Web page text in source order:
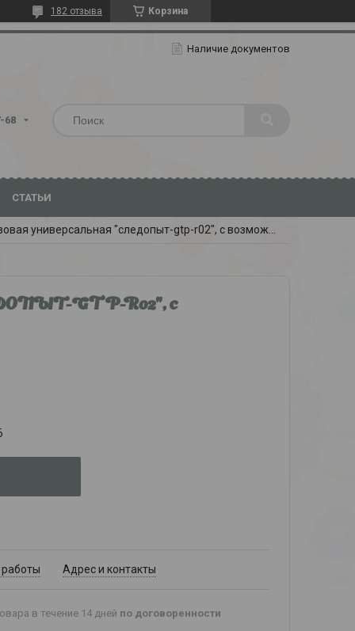
Корзина
182 отзыва
Наличие документов
68
СТАТЬИ
GTP-R02", с
работы Адрес и контакты
в течение 14 дней по договоренности